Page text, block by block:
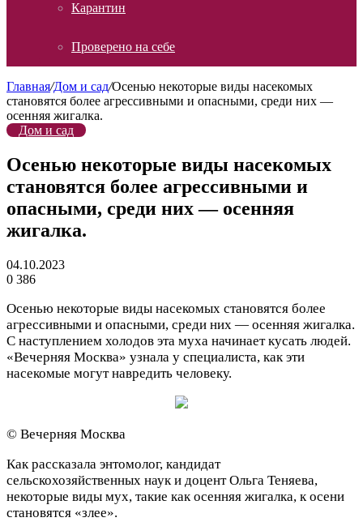
Карантин
Проверено на себе
Главная/Дом и сад/Осенью некоторые виды насекомых
становятся более агрессивными и опасными, среди них —
осенняя жигалка.
Дом и сад
Осенью некоторые виды насекомых
становятся более агрессивными и
опасными, среди них — осенняя
жигалка.
04.10.2023
0 386
Осенью некоторые виды насекомых становятся более
агрессивными и опасными, среди них — осенняя жигалка.
С наступлением холодов эта муха начинает кусать людей.
«Вечерняя Москва» узнала у специалиста, как эти
насекомые могут навредить человеку.
© Вечерняя Москва
Как рассказала энтомолог, кандидат
сельскохозяйственных наук и доцент Ольга Теняева,
некоторые виды мух, такие как осенняя жигалка, к осени
становятся «злее».